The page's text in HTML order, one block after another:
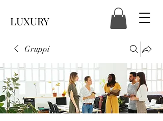
LUXURY
Gruppi